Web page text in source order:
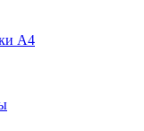
А4